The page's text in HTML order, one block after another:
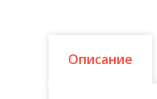
Описание